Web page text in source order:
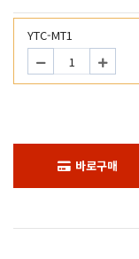
YTC-MT1
바로구매